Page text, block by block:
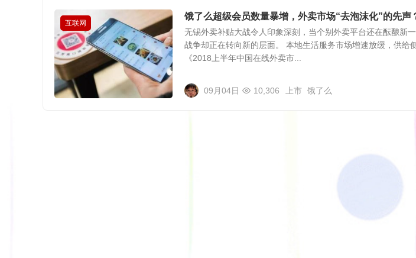
互联网
饿了么超级会员数量暴增，外卖市场“去泡沫化”的先声
无锡外卖补贴大战令人印象深刻，当个别外卖平台还在酝酿新
战争却正在转向新的层面。 本地生活服务市场增速放缓，供给
《2018上半年中国在线外卖市...
09月04日 10,306 上市 饿了么